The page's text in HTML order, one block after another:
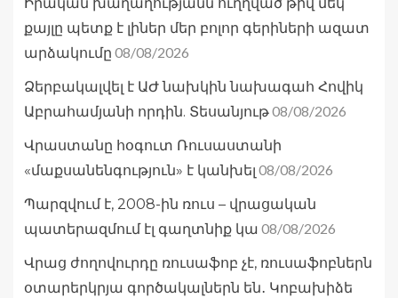
Իրական խաղաղությանն ուղղված թիվ մեկ
քայլը պետք է լիներ մեր բոլոր գերիների ազատ
արձակումը 08/08/2026
Ձերբակալվել է ԱԺ նախկին նախագահ Հովիկ
Աբրահամյանի որդին. Տեսանյութ08/08/2026
Վրաստանը հօգուտ Ռուսաստանի
«մաքսանենգություն» է կանխել 08/08/2026
Պարզվում է, 2008-ին ռուս – վրացական
պատերազմում էլ գաղտնիք կա 08/08/2026
Վրաց ժողովուրդը ռուսաֆոբ չէ, ռուսաֆոբներն
օտարերկրյա գործակալներն են․ Կոբախիձե